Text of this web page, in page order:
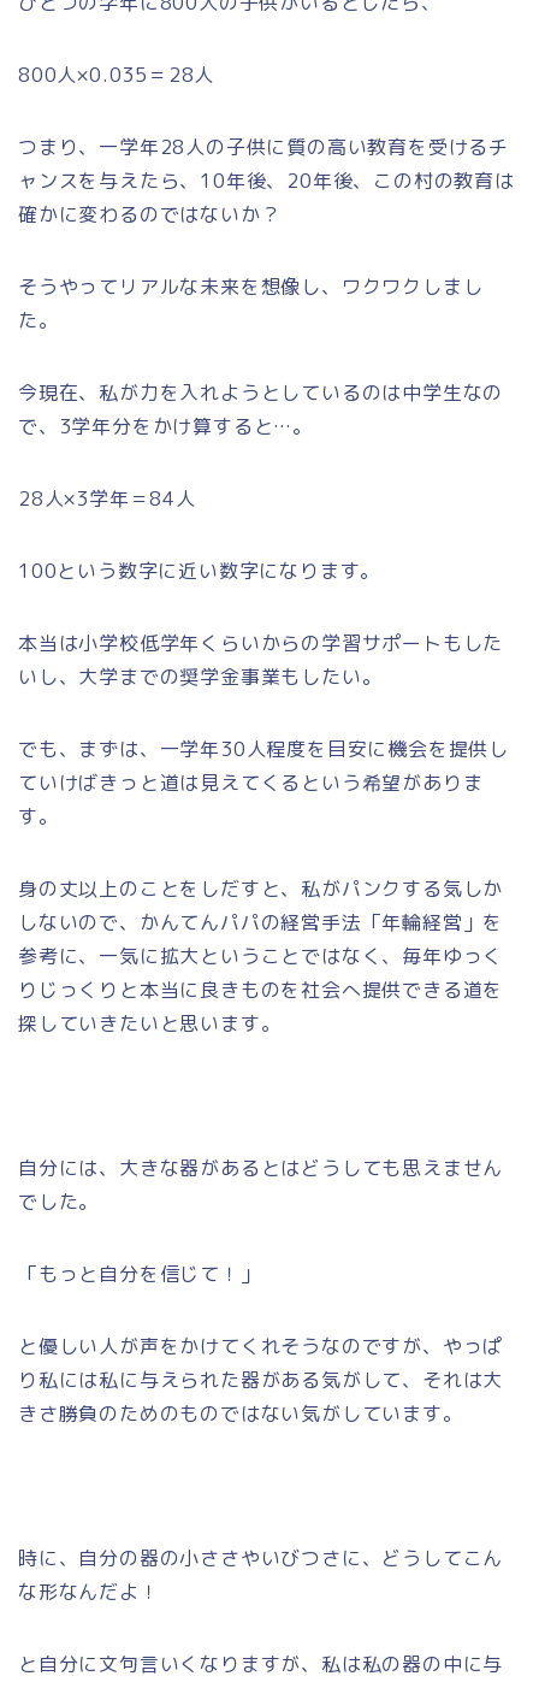
800人×0.035＝28人
つまり、一学年28人の子供に質の高い教育を受けるチ
ャンスを与えたら、10年後、20年後、この村の教育は
確かに変わるのではないか？
そうやってリアルな未来を想像し、ワクワクしまし
た。
今現在、私が力を入れようとしているのは中学生なの
で、3学年分をかけ算すると…。
28人×3学年＝84人
100という数字に近い数字になります。
本当は小学校低学年くらいからの学習サポートもした
いし、大学までの奨学金事業もしたい。
でも、まずは、一学年30人程度を目安に機会を提供し
ていけばきっと道は見えてくるという希望がありま
す。
身の丈以上のことをしだすと、私がパンクする気しか
しないので、かんてんパパの経営手法「年輪経営」を
参考に、一気に拡大ということではなく、毎年ゆっく
りじっくりと本当に良きものを社会へ提供できる道を
探していきたいと思います。
自分には、大きな器があるとはどうしても思えません
でした。
「もっと自分を信じて！」
と優しい人が声をかけてくれそうなのですが、やっぱ
り私には私に与えられた器がある気がして、それは大
きさ勝負のためのものではない気がしています。
時に、自分の器の小ささやいびつさに、どうしてこん
な形なんだよ！
と自分に文句言いくなりますが、私は私の器の中に与